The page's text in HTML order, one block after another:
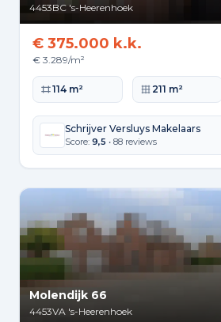
4453BC 's-Heerenhoek
€ 375.000 k.k.
€ 3.289/m²
Woonoppervlakte
114 m² Perceeloppervlakte
211 m²
Schrijver Versluys Makelaars
Score: 9,5 • 88 reviews
Molendijk 66
4453VA 's-Heerenhoek